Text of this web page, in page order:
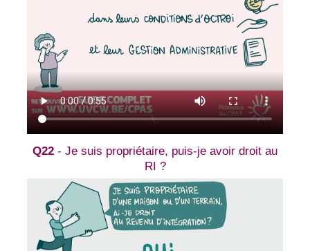
Q22 - Je suis propriétaire, puis-je avoir droit au
RI ?